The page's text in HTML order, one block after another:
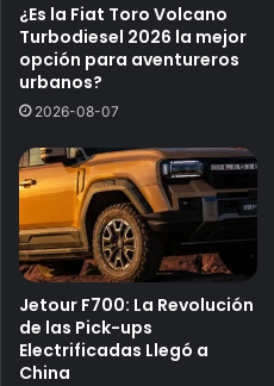
¿Es la Fiat Toro Volcano
Turbodiesel 2026 la mejor
opción para aventureros
urbanos?
2026-08-07
Jetour F700: La Revolución
de las Pick-ups
Electrificadas Llegó a
China